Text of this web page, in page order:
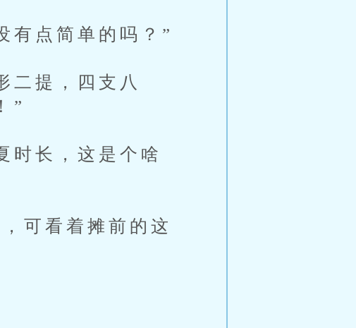
点简单的吗？”
提，四支八
”
长，这是个啥
可看着摊前的这